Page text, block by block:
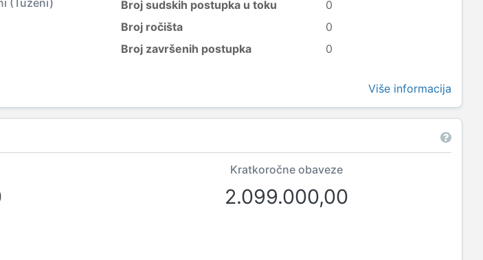
Broj sudskih postupka u toku
0
Broj ročišta
0
Broj završenih postupka
0
Više informacija
Kratkoročne obaveze
2.099.000,00